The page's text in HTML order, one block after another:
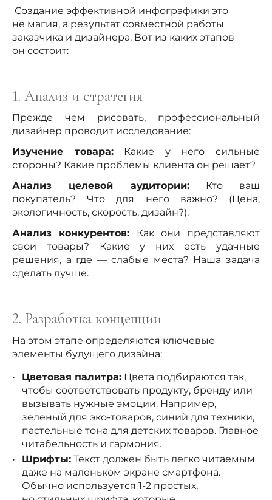
Создание эффективной инфографики это
не магия, а результат совместной работы
заказчика и дизайнера. Вот из каких этапов
он состоит:
1. Анализ и стратегия
Прежде чем рисовать, профессиональный
дизайнер проводит исследование:
Изучение товара:Какие у него сильные
стороны? Какие проблемы клиента он решает?
Анализ целевой аудитории:Кто ваш
покупатель? Что для него важно? (Цена,
экологичность, скорость, дизайн?).
Анализ конкурентов: Как они представляют
свои товары? Какие у них есть удачные
решения, а где — слабые места? Наша задача
сделать лучше.
2. Разработка концепции
На этом этапе определяются ключевые
элементы будущего дизайна:
Цветовая палитра: Цвета подбираются так,
чтобы соответствовать продукту, бренду или
вызывать нужные эмоции. Например,
зеленый для эко-товаров, синий для техники,
пастельные тона для детских товаров. Главное
читабельность и гармония.
Шрифты: Текст должен быть легко читаемым
даже на маленьком экране смартфона.
Обычно используется 1-2 простых,